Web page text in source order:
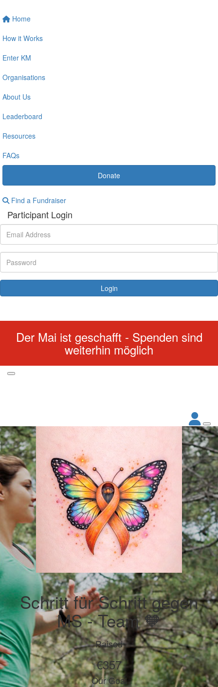
Home
How it Works
Enter KM
Organisations
About Us
Leaderboard
Resources
FAQs
Donate
Find a Fundraiser
Participant Login
Login
Der Mai ist geschafft - Spenden sind
weiterhin möglich
Schritt für Schritt gegen
MS - Team 🧡
Raised
€357
Our Goal